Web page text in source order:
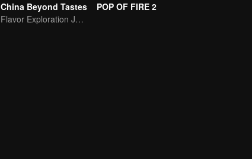
China Beyond Tastes
Flavor Exploration Journey of Chen Xiaoqing
POP OF FIRE 2